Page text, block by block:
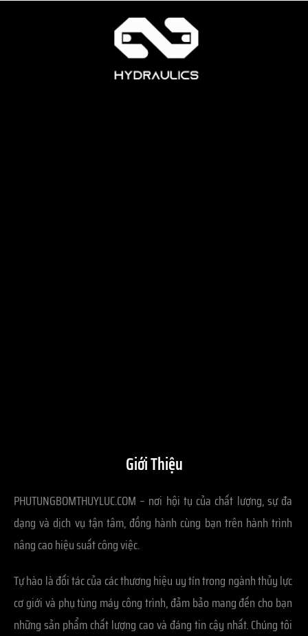
Giới Thiệu
PHUTUNGBOMTHUYLUC.COM – nơi hội tụ của chất lượng, sự đa
dạng và dịch vụ tận tâm, đồng hành cùng bạn trên hành trình
nâng cao hiệu suất công việc.
Tự hào là đối tác của các thương hiệu uy tín trong ngành thủy lực
cơ giới và phụ tùng máy công trình, đảm bảo mang đến cho bạn
những sản phẩm chất lượng cao và đáng tin cậy nhất. Chúng tôi